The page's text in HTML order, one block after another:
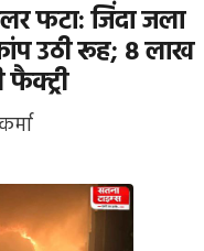
फटा: जिंदा जला
उठी रूह; ₹8 लाख